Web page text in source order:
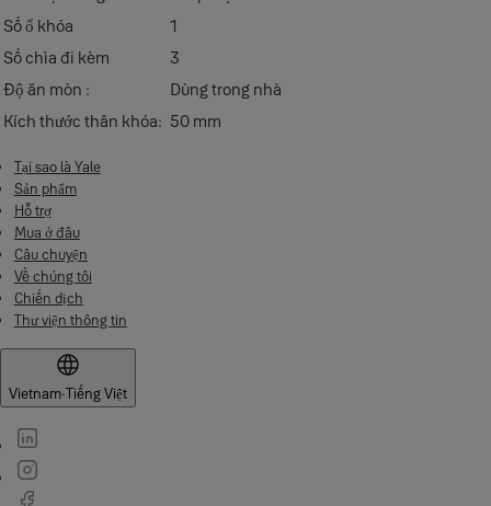
Số ổ khóa
1
Số chìa đi kèm
3
Độ ăn mòn :
Dùng trong nhà
Kích thước thân khóa: 50 mm
Tại sao là Yale
Sản phẩm
Hỗ trợ
Mua ở đâu
Câu chuyện
Về chúng tôi
Chiến dịch
Thư viện thông tin
Vietnam·Tiếng Việt